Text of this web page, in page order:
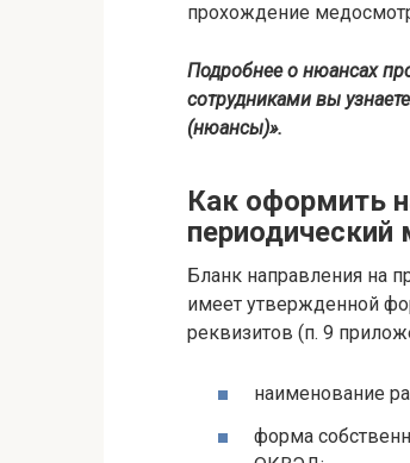
прохождение
Подробнее о нюансах
сотрудниками вы
(нюансы)».
Как оформить
Бланк направления на
имеет утвержденной
реквизитов (п. 9
наименование
форма